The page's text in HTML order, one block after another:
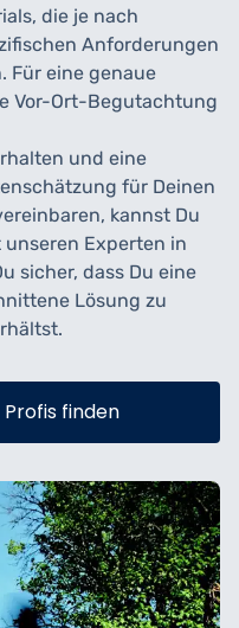
die je nach
Anforderungen
Für eine genaue
Vor-Ort-Begutachtung
und eine
für Deinen
kannst Du
Experten in
sicher, dass Du eine
Lösung zu
finden